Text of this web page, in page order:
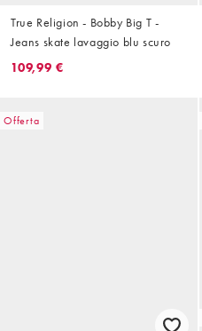
True Religion - Bobby Big T -
Jeans skate lavaggio blu scuro
109,99 €
Offerta